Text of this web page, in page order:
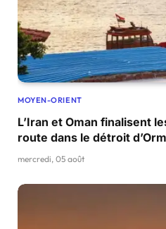
MOYEN-ORIENT
L’Iran et Oman finalisent
route dans le détroit
mercredi, 05 août